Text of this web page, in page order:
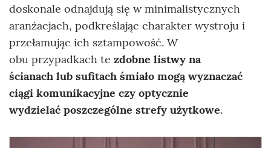
doskonale odnajdują się w minimalistycznych
aranżacjach, podkreślając charakter wystroju i
przełamując ich sztampowość. W
obu przypadkach te zdobne listwy na
ścianach lub sufitach śmiało mogą wyznaczać
ciągi komunikacyjne czy optycznie
wydzielać poszczególne strefy użytkowe.